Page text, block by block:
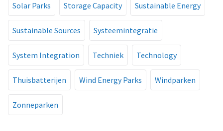
Solar Parks Storage Capacity Sustainable Energy
Sustainable Sources Systeemintegratie
System Integration Techniek Technology
Thuisbatterijen Wind Energy Parks Windparken
Zonneparken